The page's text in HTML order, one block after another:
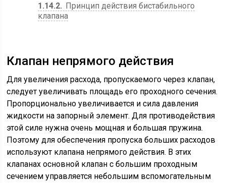
1.14.2
Принцип действия бистабильного
клапана
Клапан непрямого действия
Для увеличения расхода, пропускаемого через клапан,
следует увеличивать площадь его проходного сечения.
Пропорционально увеличивается и сила давления
жидкости на запорный элемент. Для противодействия
этой силе нужна очень мощная и большая пружина.
Поэтому для обеспечения пропуска больших расходов
используют клапана непрямого действия. В этих
клапанах основной клапан с большим проходным
сечением управляется небольшим вспомогательным